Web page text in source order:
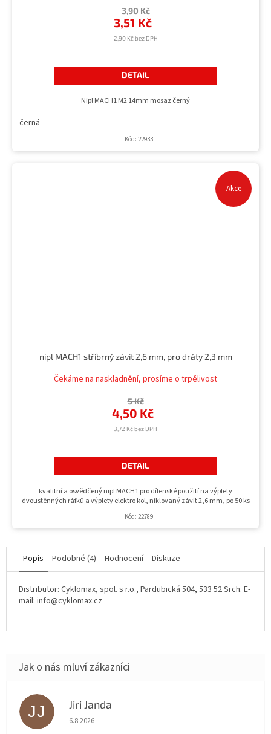
2,90 Kč bez DPH
3,51 Kč
3,90 Kč
DETAIL
Nipl MACH1 M2 14mm mosaz černý
černá
Kód: 22933
Akce
nipl MACH1 stříbrný závit 2,6 mm, pro dráty 2,3 mm
Čekáme na naskladnění, prosíme o trpělivost
3,72 Kč bez DPH
4,50 Kč
5 Kč
DETAIL
kvalitní a osvědčený nipl MACH1 pro dílenské použití na výplety
dvoustěnných ráfků a výplety elektro kol, niklovaný závit 2,6 mm, po 50 ks
Kód: 22789
Popis Podobné (4) Hodnocení Diskuze
Distributor: Cyklomax, spol. s r.o., Pardubická 504, 533 52 Srch. E-
mail: info@cyklomax.cz
JJ Jiri Janda
Hodnocení obchodu je 5 z 5 hvězdiček.
6.8.2026